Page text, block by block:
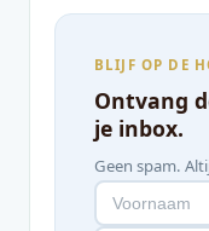
BLIJF OP DE
Ontvang
je inbox.
Geen spam.